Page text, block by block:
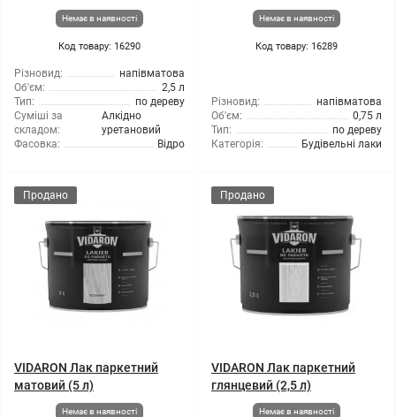
Немає в наявності
Код товару: 16290
Різновид:
напівматова
Об'єм:
2,5 л
Тип:
по дереву
Суміші за
складом:
Алкідно
уретановий
Фасовка:
Відро
Немає в наявності
Код товару: 16289
Різновид:
напівматова
Об'єм:
0,75 л
Тип:
по дереву
Категорія:
Будівельні лаки
Продано
VIDARON Лак паркетний
матовий (5 л)
Немає в наявності
Продано
VIDARON Лак паркетний
глянцевий (2,5 л)
Немає в наявності